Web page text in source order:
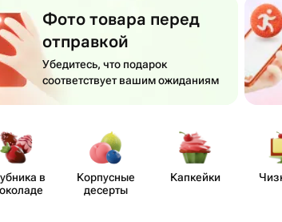
Фото товара перед
отправкой
Убедитесь, что подарок
соответствует вашим ожиданиям
в
Корпусные
десерты
Капкейки